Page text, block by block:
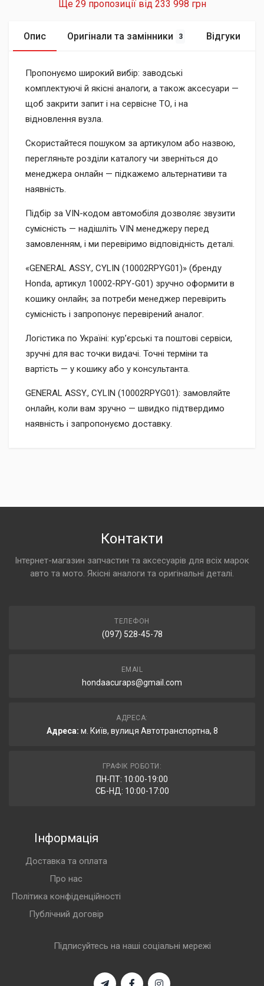
Ще 29 пропозиції від 233 998 грн
Опис Оригінали та замінники 3 Відгуки
Пропонуємо широкий вибір: заводські
комплектуючі й якісні аналоги, а також аксесуари —
щоб закрити запит і на сервісне ТО, і на
відновлення вузла.
Скористайтеся пошуком за артикулом або назвою,
перегляньте розділи каталогу чи зверніться до
менеджера онлайн — підкажемо альтернативи та
наявність.
Підбір за VIN-кодом автомобіля дозволяє звузити
сумісність — надішліть VIN менеджеру перед
замовленням, і ми перевіримо відповідність деталі.
«GENERAL ASSY., CYLIN (10002RPYG01)» (бренду
Honda, артикул 10002-RPY-G01) зручно оформити в
кошику онлайн; за потреби менеджер перевірить
сумісність і запропонує перевірений аналог.
Логістика по Україні: кур’єрські та поштові сервіси,
зручні для вас точки видачі. Точні терміни та
вартість — у кошику або у консультанта.
GENERAL ASSY., CYLIN (10002RPYG01): замовляйте
онлайн, коли вам зручно — швидко підтвердимо
наявність і запропонуємо доставку.
Контакти
Інтернет-магазин запчастин та аксесуарів для всіх марок
авто та мото. Якісні аналоги та оригінальні деталі.
ТЕЛЕФОН
(097) 528-45-78
EMAIL
hondaacuraps@gmail.com
АДРЕСА:
Адреса: м. Київ, вулиця Автотранспортна, 8
ГРАФІК РОБОТИ:
ПН-ПТ: 10:00-19:00
СБ-НД: 10:00-17:00
Інформація
Доставка та оплата
Про нас
Політика конфіденційності
Публічний договір
Підписуйтесь на наші соціальні мережі